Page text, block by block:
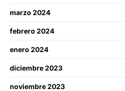
marzo 2024
febrero 2024
enero 2024
diciembre 2023
noviembre 2023